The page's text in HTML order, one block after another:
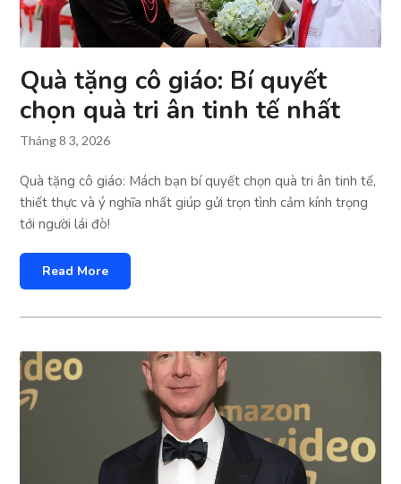
Quà tặng cô giáo: Bí quyết
chọn quà tri ân tinh tế nhất
Tháng 8 3, 2026
Quà tặng cô giáo: Mách bạn bí quyết chọn quà tri ân tinh tế,
thiết thực và ý nghĩa nhất giúp gửi trọn tình cảm kính trọng
tới người lái đò!
Read More